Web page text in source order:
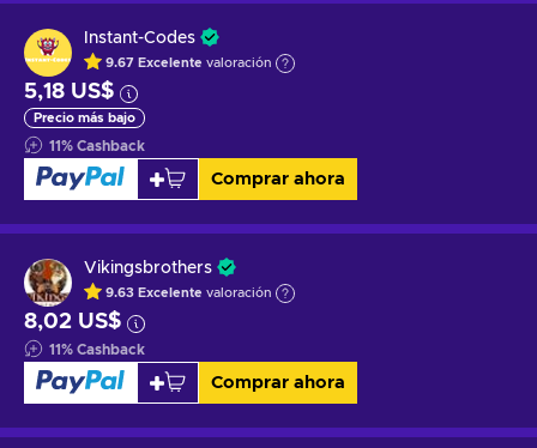
Instant-Codes
9.67 Excelente valoración
5,18 US$
Precio más bajo
11% Cashback
Comprar ahora
Vikingsbrothers
9.63 Excelente valoración
8,02 US$
11% Cashback
Comprar ahora